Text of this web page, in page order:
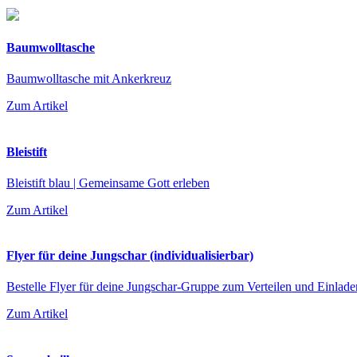
Baumwolltasche
Baumwolltasche mit Ankerkreuz
Zum Artikel
Bleistift
Bleistift blau | Gemeinsame Gott erleben
Zum Artikel
Flyer für deine Jungschar (individualisierbar)
Bestelle Flyer für deine Jungschar-Gruppe zum Verteilen und
Zum Artikel